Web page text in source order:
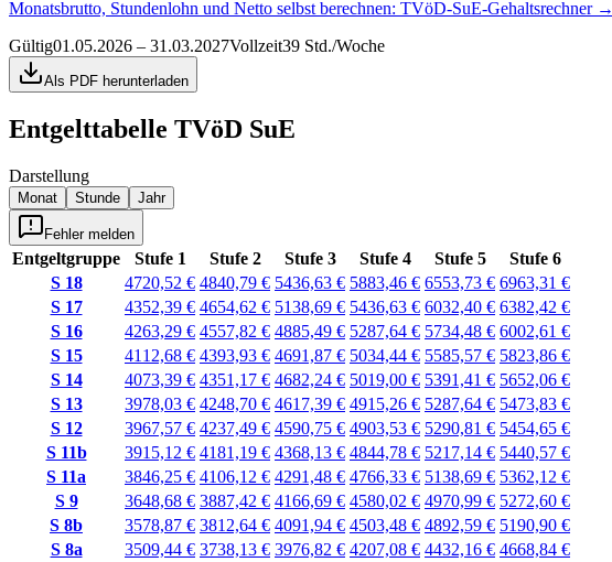
Monatsbrutto, Stundenlohn und Netto selbst berechnen: TVöD-SuE-Gehaltsrechner→
Gültig01.05.2026 – 31.03.2027Vollzeit39 Std./Woche
Als PDF herunterladen
Entgelttabelle TVöD SuE
Darstellung
Monat Stunde Jahr
Fehler melden
Entgeltgruppe Stufe 1 Stufe 2 Stufe 3 Stufe 4 Stufe 5
Stufe 6
S 18
4720,52 € 4840,79 € 5436,63 € 5883,46 € 6553,73 € 6963,31 €
S 17
4352,39 € 4654,62 € 5138,69 € 5436,63 € 6032,40 € 6382,42 €
S 16
4263,29 € 4557,82 € 4885,49 € 5287,64 € 5734,48 € 6002,61 €
S 15
4112,68 € 4393,93 € 4691,87 € 5034,44 € 5585,57 € 5823,86 €
S 14
4073,39 € 4351,17 € 4682,24 € 5019,00 € 5391,41 € 5652,06 €
S 13
3978,03 € 4248,70 € 4617,39 € 4915,26 € 5287,64 € 5473,83 €
S 12
3967,57 € 4237,49 € 4590,75 € 4903,53 € 5290,81 € 5454,65 €
S 11b
3915,12 € 4181,19 € 4368,13 € 4844,78 € 5217,14 € 5440,57 €
S 11a
3846,25 € 4106,12 € 4291,48 € 4766,33 € 5138,69 € 5362,12 €
S 9
3648,68 € 3887,42 € 4166,69 € 4580,02 € 4970,99 € 5272,60 €
S 8b
3578,87 € 3812,64 € 4091,94 € 4503,48 € 4892,59 € 5190,90 €
S 8a
3509,44 € 3738,13 € 3976,82 € 4207,08 € 4432,16 € 4668,84 €